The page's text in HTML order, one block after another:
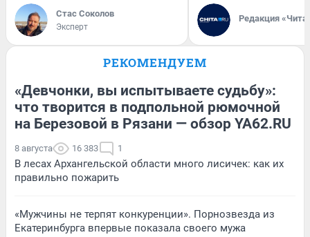
Стас Соколов
Эксперт
Редакция
РЕКОМЕНДУЕМ
«Девчонки, вы испытываете судьбу»:
что творится в подпольной рюмочной
на Березовой в Рязани — обзор YA62.RU
8 августа 16 383 1
В лесах Архангельской области много лисичек: как их
правильно пожарить
«Мужчины не терпят конкуренции». Порнозвезда из
Екатеринбурга впервые показала своего мужа